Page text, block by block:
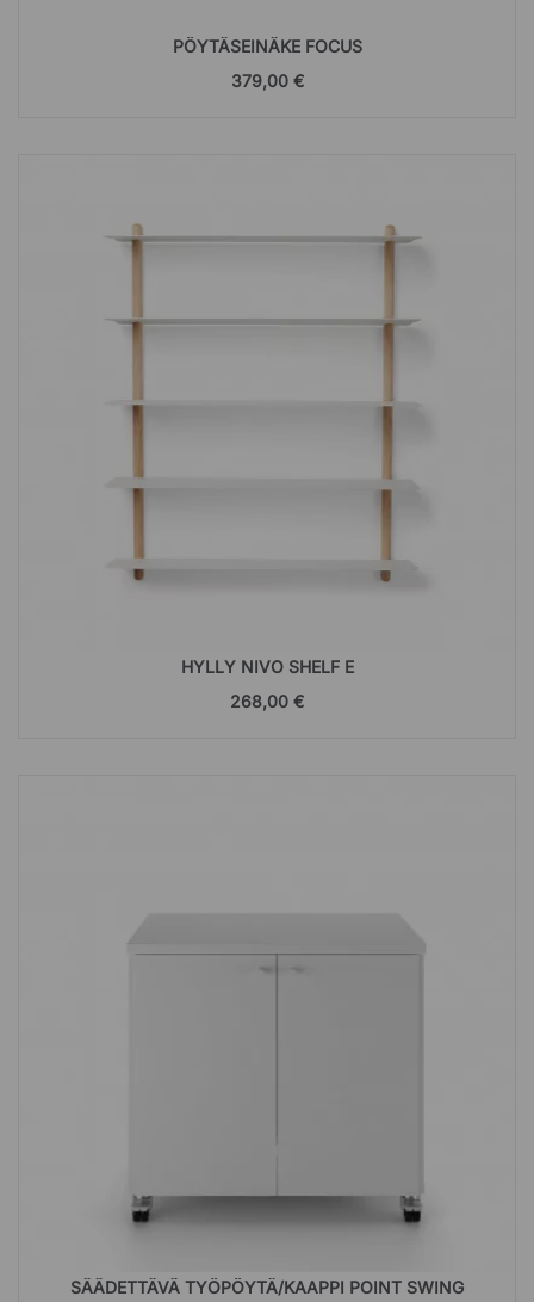
PÖYTÄSEINÄKE FOCUS
379,00 €
HYLLY NIVO SHELF E
268,00 €
SÄÄDETTÄVÄ TYÖPÖYTÄ/KAAPPI POINT SWING